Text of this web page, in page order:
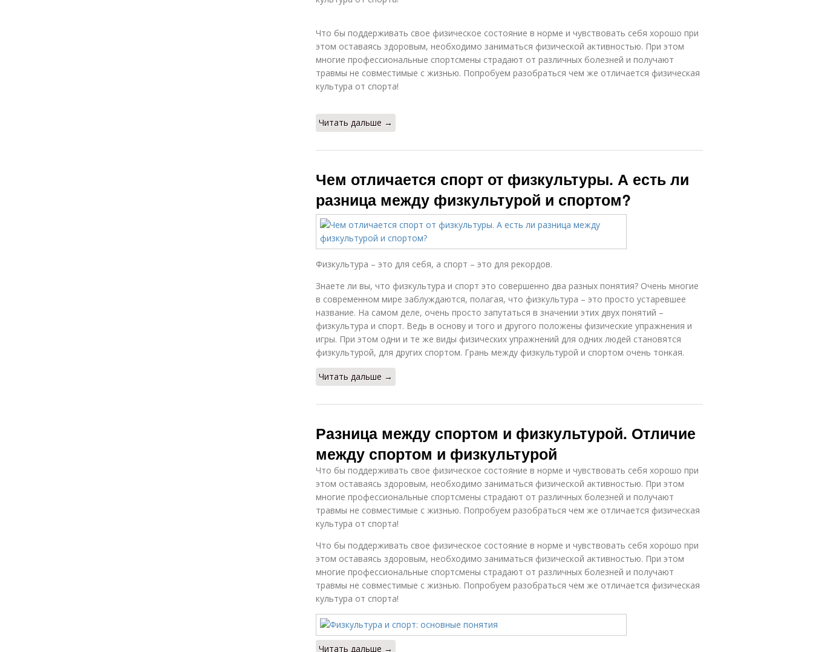
Что бы поддерживать свое физическое состояние в норме и чувствовать себя хорошо при
этом оставаясь здоровым, необходимо заниматься физической активностью. При этом
многие профессиональные спортсмены страдают от различных болезней и получают
травмы не совместимые с жизнью. Попробуем разобраться чем же отличается физическая
культура от спорта!
Читать дальше →
Чем отличается спорт от физкультуры. А есть ли
разница между физкультурой и спортом?
Физкультура – это для себя, а спорт – это для рекордов.
Знаете ли вы, что физкультура и спорт это совершенно два разных понятия? Очень многие
в современном мире заблуждаются, полагая, что физкультура – это просто устаревшее
название. На самом деле, очень просто запутаться в значении этих двух понятий –
физкультура и спорт. Ведь в основу и того и другого положены физические упражнения и
игры. При этом одни и те же виды физических упражнений для одних людей становятся
физкультурой, для других спортом. Грань между физкультурой и спортом очень тонкая.
Читать дальше →
Разница между спортом и физкультурой. Отличие
между спортом и физкультурой
Что бы поддерживать свое физическое состояние в норме и чувствовать себя хорошо при
этом оставаясь здоровым, необходимо заниматься физической активностью. При этом
многие профессиональные спортсмены страдают от различных болезней и получают
травмы не совместимые с жизнью. Попробуем разобраться чем же отличается физическая
культура от спорта!
Что бы поддерживать свое физическое состояние в норме и чувствовать себя хорошо при
этом оставаясь здоровым, необходимо заниматься физической активностью. При этом
многие профессиональные спортсмены страдают от различных болезней и получают
травмы не совместимые с жизнью. Попробуем разобраться чем же отличается физическая
культура от спорта!
Читать дальше →